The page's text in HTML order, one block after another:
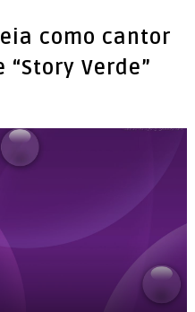
como cantor
Verde”